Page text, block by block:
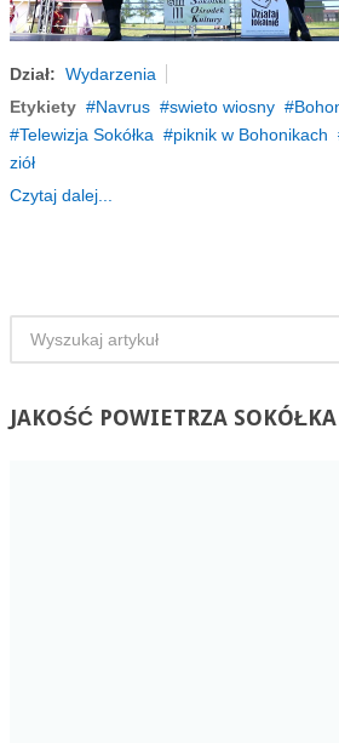
Dział: Wydarzenia
Etykiety
Navrus swieto wiosny
Telewizja Sokółka
piknik w Bohonikach
ziół
Czytaj dalej...
JAKOŚĆPOWIETRZA SOKÓŁKA